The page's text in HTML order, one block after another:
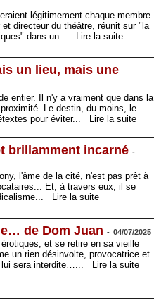
légitimement chaque membre
directeur du théâtre, réunit sur "la
dans un...
Lire la suite
un lieu, mais une
entier. Il n'y a vraiment que dans la
Le destin, du moins, le
pour éviter...
Lire la suite
brillamment incarné -
l'âme de la cité, n'est pas prêt à
Et, à travers eux, il se
Lire la suite
de Dom Juan - 04/07/2025
et se retire en sa vieille
un rien désinvolte, provocatrice et
lui sera interdite…...
Lire la suite